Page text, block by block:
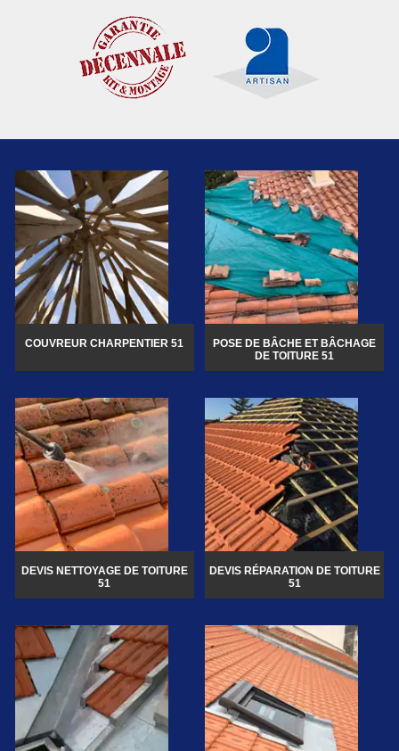
COUVREUR CHARPENTIER 51
POSE DE BÂCHE ET BÂCHAGE
DE TOITURE 51
DEVIS NETTOYAGE DE TOITURE
51
DEVIS RÉPARATION DE TOITURE
51